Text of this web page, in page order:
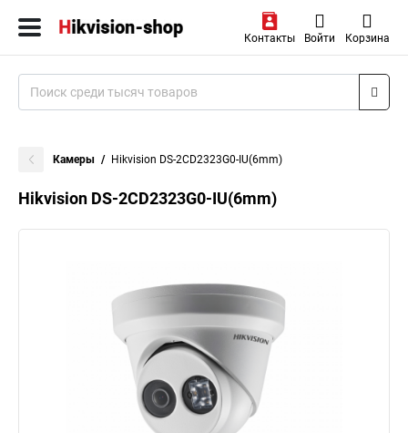
Контакты Войти Корзина
Камеры Hikvision DS-2CD2323G0-IU(6mm)
Hikvision DS-2CD2323G0-IU(6mm)